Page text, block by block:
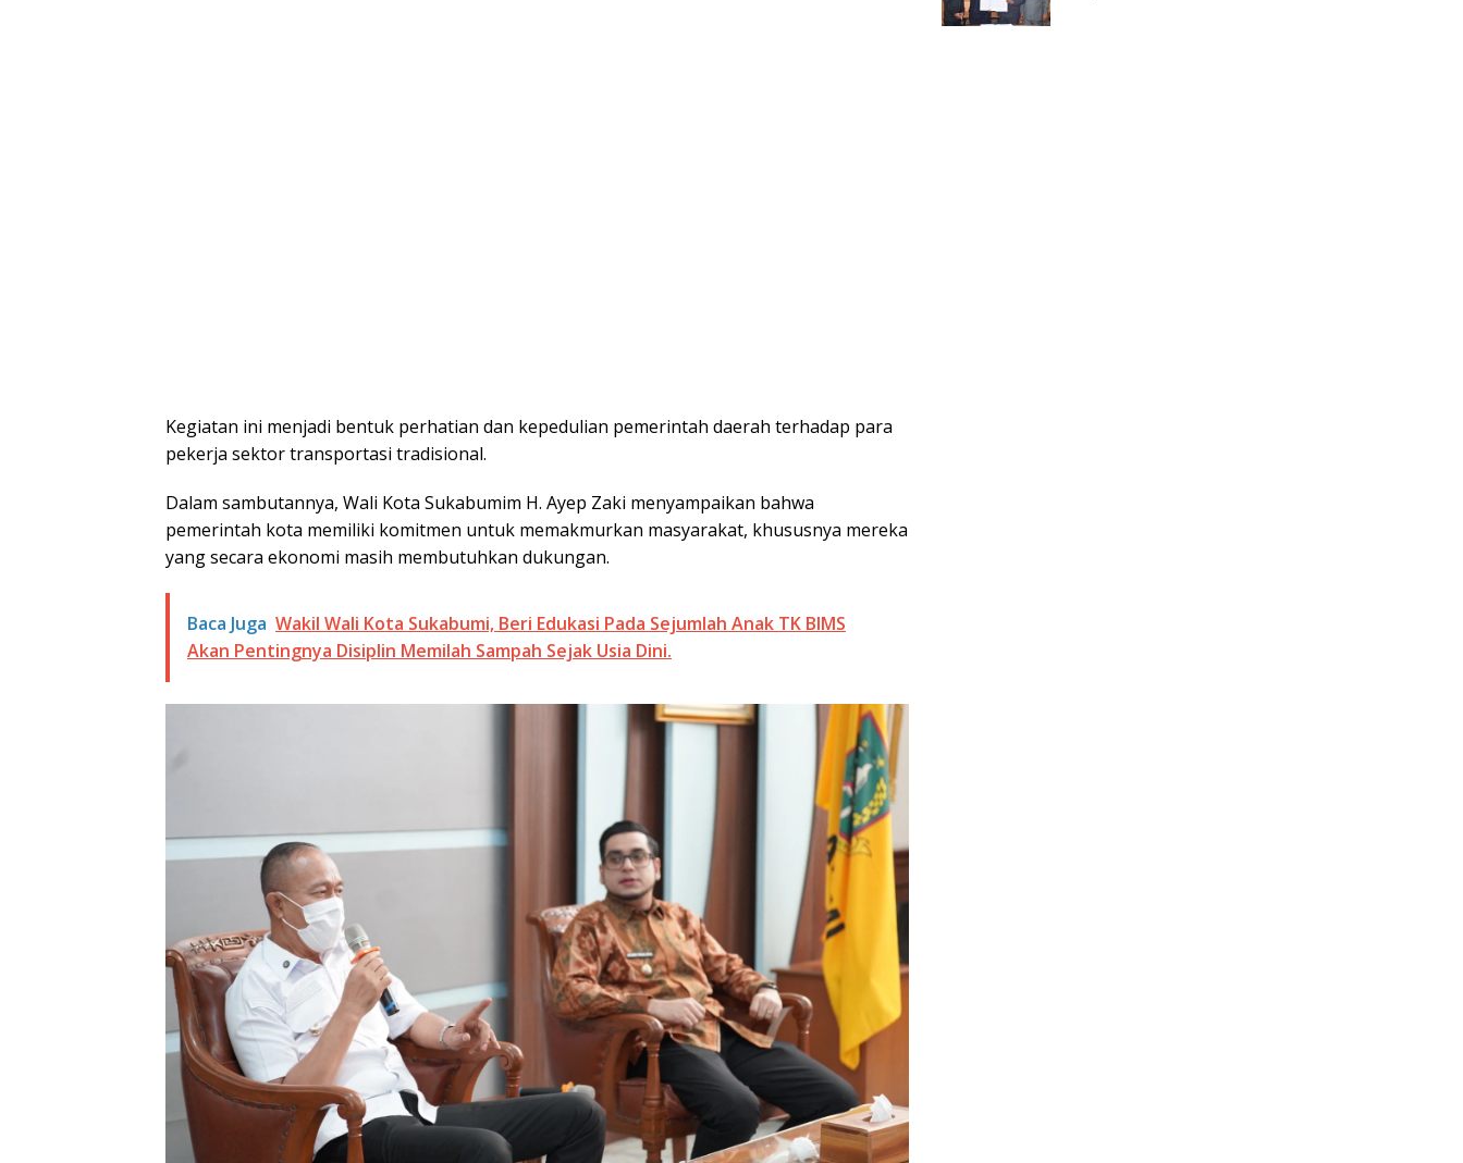
Kegiatan ini menjadi bentuk perhatian dan kepedulian pemerintah daerah terhadap para
pekerja sektor transportasi tradisional.
Dalam sambutannya, Wali Kota Sukabumim H. Ayep Zaki menyampaikan bahwa
pemerintah kota memiliki komitmen untuk memakmurkan masyarakat, khususnya mereka
yang secara ekonomi masih membutuhkan dukungan.
Baca Juga Wakil Wali Kota Sukabumi, Beri Edukasi Pada Sejumlah Anak TK BIMS
Akan Pentingnya Disiplin Memilah Sampah Sejak Usia Dini.